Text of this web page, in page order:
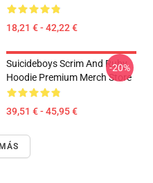
18,21 € - 42,22 €
Suicideboys Scrim And Ruby
Hoodie Premium Merch Store
39,51 € - 45,95 €
-20%